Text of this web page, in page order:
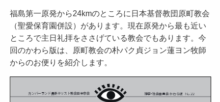
福島第一原発から24kmのところに日本基督教団原町教会
（聖愛保育園併設）があります。現在原発から最も近い
ところで主日礼拝をささげている教会でもあります。今
回のかわら版は、原町教会の朴パク貞ジョン蓮ヨン牧師
からのお便りを紹介します。